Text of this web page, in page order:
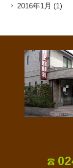
2016年1月 (1)